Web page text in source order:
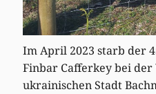
Im April 2023 starb der
Finbar Cafferkey bei
ukrainischen Stadt